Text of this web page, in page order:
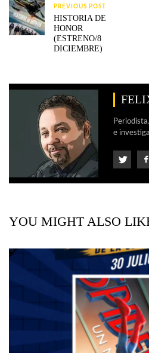
PREVIOUS POST
HISTORIA DE
HONOR
(ESTRENO/8
DICIEMBRE)
e
YOU MIGHT ALSO